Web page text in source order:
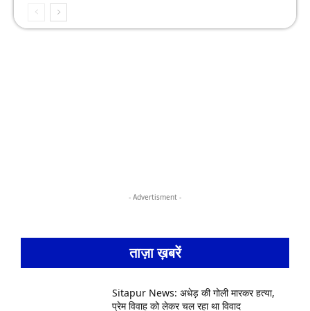
- Advertisment -
ताज़ा ख़बरें
Sitapur News: अधेड़ की गोली मारकर हत्या,
प्रेम विवाह को लेकर चल रहा था विवाद